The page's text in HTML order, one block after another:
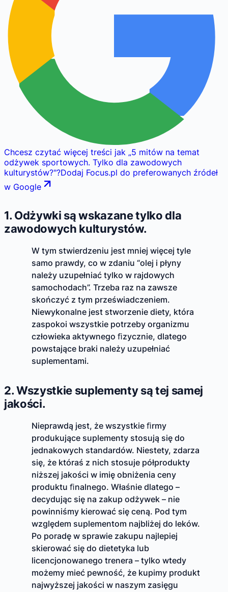
Chcesz czytać więcej treści jak „5 mitów na temat
odżywek sportowych. Tylko dla zawodowych
kulturystów?"?Dodaj Focus.pl do preferowanych źródeł
w Google
1. Odżywki są wskazane tylko dla
zawodowych kulturystów.
W tym stwierdzeniu jest mniej więcej tyle
samo prawdy, co w zdaniu “olej i płyny
należy uzupełniać tylko w rajdowych
samochodach”. Trzeba raz na zawsze
skończyć z tym przeświadczeniem.
Niewykonalne jest stworzenie diety, która
zaspokoi wszystkie potrzeby organizmu
człowieka aktywnego ﬁzycznie, dlatego
powstające braki należy uzupełniać
suplementami.
2. Wszystkie suplementy są tej samej
jakości.
Nieprawdą jest, że wszystkie ﬁrmy
produkujące suplementy stosują się do
jednakowych standardów. Niestety, zdarza
się, że któraś z nich stosuje półprodukty
niższej jakości w imię obniżenia ceny
produktu ﬁnalnego. Właśnie dlatego –
decydując się na zakup odżywek – nie
powinniśmy kierować się ceną. Pod tym
względem suplementom najbliżej do leków.
Po poradę w sprawie zakupu najlepiej
skierować się do dietetyka lub
licencjonowanego trenera – tylko wtedy
możemy mieć pewność, że kupimy produkt
najwyższej jakości w naszym zasięgu